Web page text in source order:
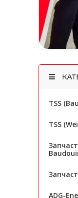
TSS
TSS
ADG-